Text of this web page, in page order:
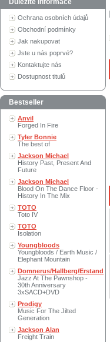
Důležité informace
Ochrana osobních údajů
Obchodní podmínky
Jak nakupovat
Jste u nás poprvé?
Kontaktujte nás
Dostupnost titulů
Bestseller
Anvil
Forged In Fire
Tyler Bonnie
The best of
Jackson Michael
History Past, Present And
Future
Jackson Michael
Blood On The Dance Floor -
History In The Mix
TOTO
Toto IV
TOTO
Isolation
Youngbloods
Youngbloods / Earth Music /
Elephant Mountain
Domnerus/Hallberg/Erstand
Jazz At The Pawnshop -
30th Anniversary
3xSACD+DVD
Prodigy
Music For The Jilted
Generation
Jackson Alan
Freight Train